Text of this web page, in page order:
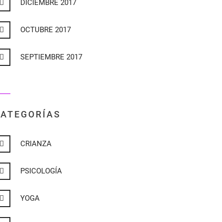
DICIEMBRE 2017
OCTUBRE 2017
SEPTIEMBRE 2017
CRIANZA
PSICOLOGÍA
YOGA